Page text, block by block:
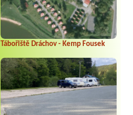
Tábořiště Dráchov - Kemp Fousek